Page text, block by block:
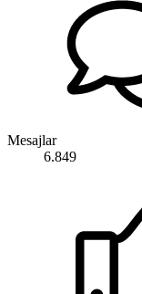
Mesajlar
6.849